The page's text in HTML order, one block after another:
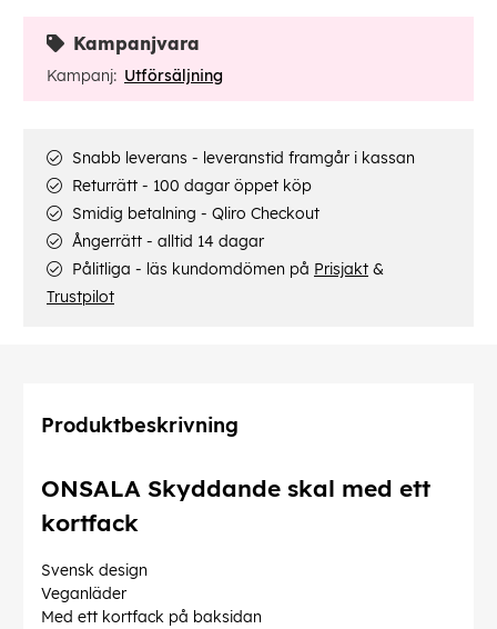
Kampanjvara
Kampanj: Utförsäljning
Snabb leverans - leveranstid framgår i kassan
Returrätt - 100 dagar öppet köp
Smidig betalning - Qliro Checkout
Ångerrätt - alltid 14 dagar
Pålitliga - läs kundomdömen på Prisjakt &
Trustpilot
Produktbeskrivning
ONSALA Skyddande skal med ett
kortfack
Svensk design
Veganläder
Med ett kortfack på baksidan